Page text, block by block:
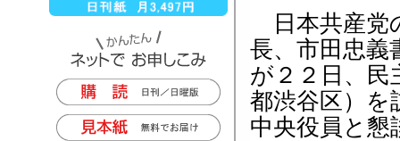
日本共産党
長、市田忠義
が２２日、民
都渋谷区）を
中央役員と懇